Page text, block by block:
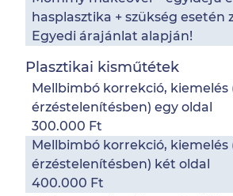
hasplasztika + szükség esetén
Egyedi árajánlat alapján!
Plasztikai kisműtétek
Mellbimbó korrekció, kiemelés
érzéstelenítésben) egy oldal
300.000 Ft
Mellbimbó korrekció, kiemelés
érzéstelenítésben) két oldal
400.000 Ft